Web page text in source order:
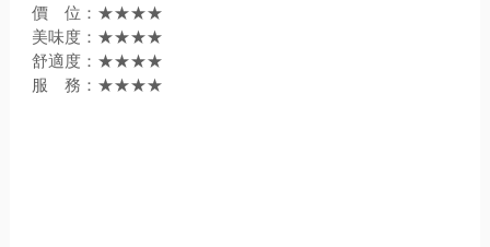
價 位：★★★★
美味度：★★★★
舒適度：★★★★
服 務：★★★★